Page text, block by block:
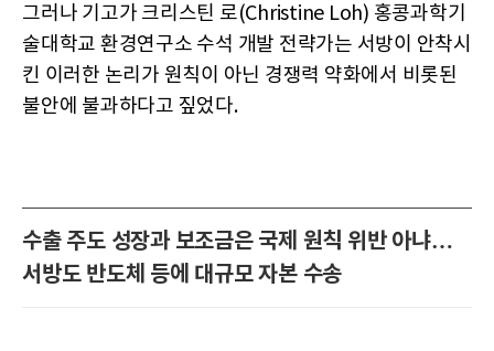
그러나 기고가 크리스틴 로(Christine Loh) 홍콩과학기
술대학교 환경연구소 수석 개발 전략가는 서방이 안착시
킨 이러한 논리가 원칙이 아닌 경쟁력 약화에서 비롯된
불안에 불과하다고 짚었다.
수출 주도 성장과 보조금은 국제 원칙 위반 아냐…
서방도 반도체 등에 대규모 자본 수송